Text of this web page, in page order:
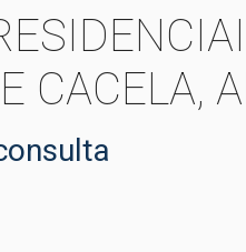
CACELA,